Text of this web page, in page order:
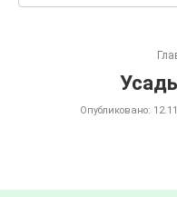
Опубликовано: